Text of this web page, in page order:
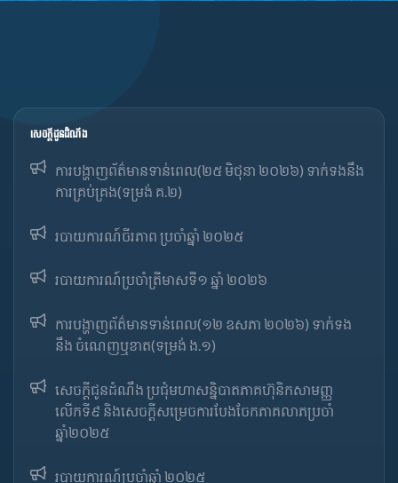
សេចក្ដីជូនដំណឹង
ការបង្ហាញព័ត៌មានទាន់ពេល(២៥ មិថុនា ២០២៦) ទាក់ទងនឹង
ការគ្រប់គ្រង(ទម្រង់ គ.២)
របាយការណ៍ចីរភាព ប្រចាំឆ្នាំ ២០២៥
របាយការណ៍​​ប្រចាំ​ត្រីមាសទី១ ឆ្នាំ ២០២៦
ការបង្ហាញព័ត៌មានទាន់ពេល(១២ ឧសភា ២០២៦) ទាក់ទង
នឹង ចំណេញឬខាត(ទម្រង់ ង.១)
សេចក្តីជូនដំណឹង ប្រជុំមហាសន្និបាតភាគហ៊ុនិកសាមញ្ញ
លើកទី៩ និងសេចក្តីសម្រេចការបែងចែកភាគលាភប្រចាំ
ឆ្នាំ២០២៥​
របាយការណ៍​​ប្រចាំ​ឆ្នាំ ២០២៥